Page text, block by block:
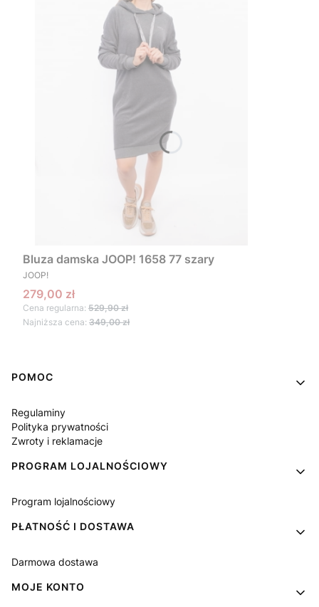
Bluza damska JOOP! 1658 77 szary
PRODUCENT
JOOP!
Cena promocyjna
279,00 zł
Cena regularna: 529,90 zł
Najniższa cena: 349,00 zł
Linki w stopce
POMOC
Regulaminy
Polityka prywatności
Zwroty i reklamacje
PROGRAM LOJALNOŚCIOWY
Program lojalnościowy
PŁATNOŚĆ I DOSTAWA
Darmowa dostawa
MOJE KONTO